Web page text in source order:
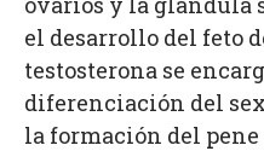
el desarrollo del feto
testosterona se
diferenciación del
la formación del